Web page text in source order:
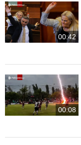
00:42
00:08